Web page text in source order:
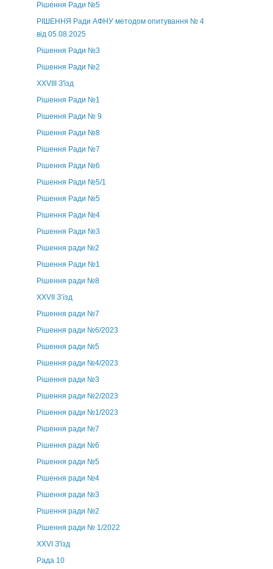
Рішення Ради №5
РІШЕННЯ Ради АФНУ методом опитування № 4
від 05.08.2025
Рішення Ради №3
Рішення Ради №2
XXVIII З'їзд
Рішення Ради №1
Рішення Ради № 9
Рішення Ради №8
Рішення Ради №7
Рішення Ради №6
Рішення Ради №5/1
Рішення Ради №5
Рішення Ради №4
Рішення Ради №3
Рішення ради №2
Рішення Ради №1
Рішення ради №8
ХХVII З’їзд
Рішення ради №7
Рішення ради №6/2023
Рішення ради №5
Рішення ради №4/2023
Рішення ради №3
Рішення ради №2/2023
Рішення ради №1/2023
Рішення ради №7
Рішення ради №6
Рішення ради №5
Рішення ради №4
Рішення ради №3
Рішення ради №2
Рішення ради № 1/2022
XXVI З'їзд
Рада 10